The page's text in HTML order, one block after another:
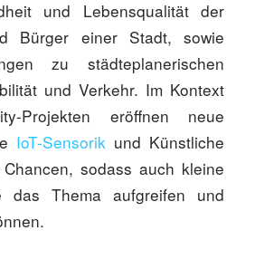
und Lebensqualität der
Bürger einer Stadt, sowie
zu städteplanerischen
und Verkehr. Im Kontext
Projekten eröffnen neue
IoT-Sensorik und Künstliche
sodass auch kleine
das Thema aufgreifen und